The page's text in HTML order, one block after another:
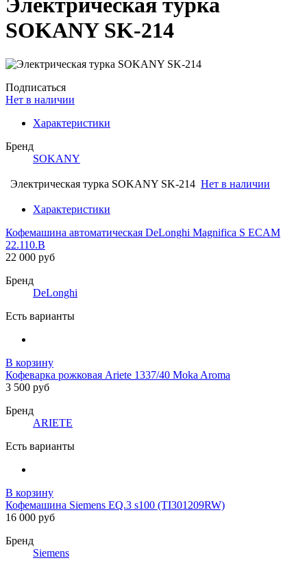
Электрическая турка
SOKANY SK-214
Подписаться
Нет в наличии
Характеристики
Бренд
SOKANY
Электрическая турка SOKANY SK-214 Нет в наличии
Характеристики
Кофемашина автоматическая DeLonghi Magnifica S ECAM
22.110.B
22 000 руб
Бренд
DeLonghi
Есть варианты
В корзину
Кофеварка рожковая Ariete 1337/40 Moka Aroma
3 500 руб
Бренд
ARIETE
Есть варианты
В корзину
Кофемашина Siemens EQ.3 s100 (TI301209RW)
16 000 руб
Бренд
Siemens